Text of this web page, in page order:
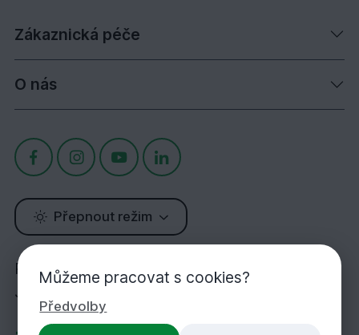
Zákaznická péče
O nás
Přepnout režim
Potřebujete poradit?
Jsme tu pro Vás!
Můžeme pracovat s cookies?
Předvolby